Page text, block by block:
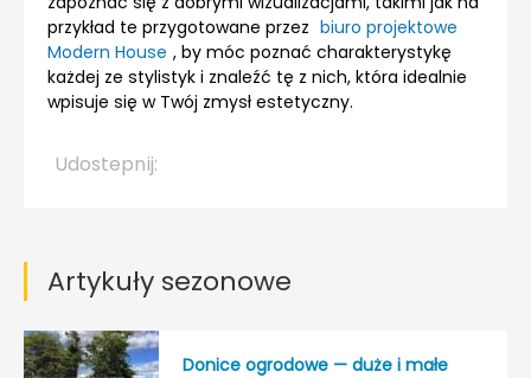
przykład te przygotowane przez biuro projektowe
Modern House , by móc poznać charakterystykę
każdej ze stylistyk i znaleźć tę z nich, która idealnie
wpisuje się w Twój zmysł estetyczny.
Udostepnij:
Artykuły sezonowe
Donice ogrodowe — duże i małe